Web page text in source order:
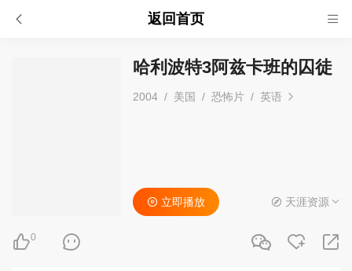
返回首页
哈利波特3阿兹卡班的囚徒
2004 / 美国 / 恐怖片 / 英语
0
立即播放 天涯资源